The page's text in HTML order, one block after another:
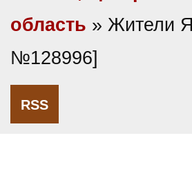
область » Жители
№128996]
RSS